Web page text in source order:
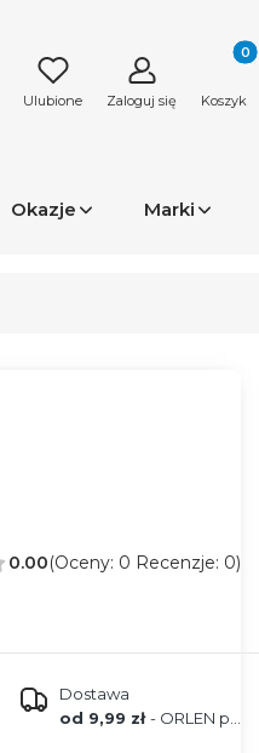
Ulubione Zaloguj się Koszyk
Okazje Marki
0.00(Oceny: 0 Recenzje: 0)
Dostawa
od 9,99 zł- ORLEN paczka